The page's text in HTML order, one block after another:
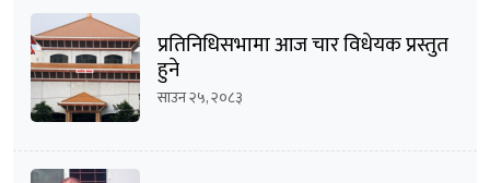
प्रतिनिधिसभामा आज चार विधेयक प्रस्तुत
हुने
साउन २५, २०८३